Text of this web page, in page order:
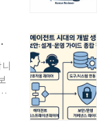
설계 전략
,